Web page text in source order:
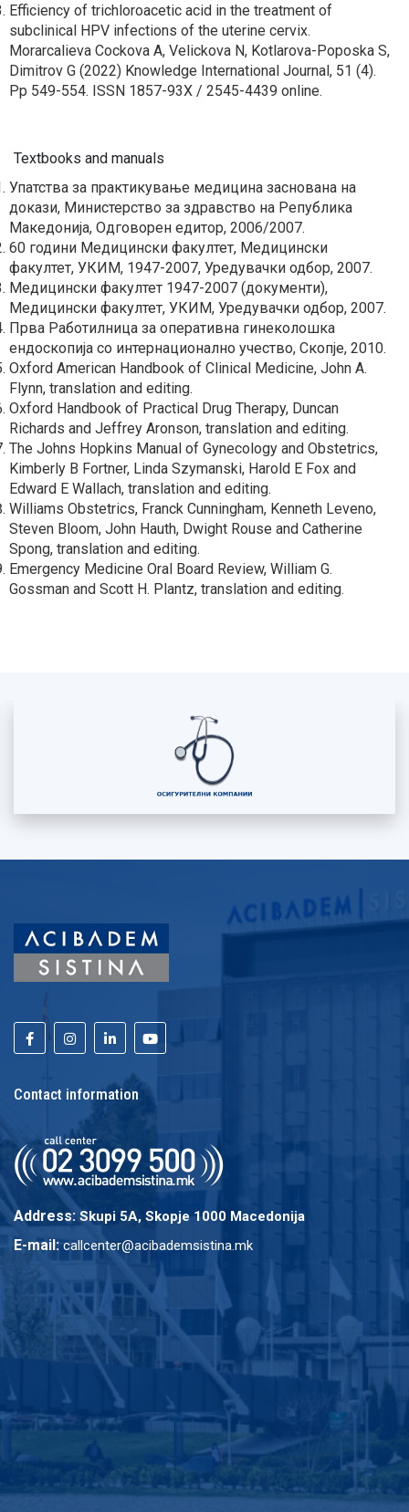
Efficiency of trichloroacetic acid in the treatment of
subclinical HPV infections of the uterine cervix.
Morarcalieva Cockova A, Velickova N, Kotlarova-Poposka S,
Dimitrov G (2022) Knowledge International Journal, 51 (4).
Pp 549-554. ISSN 1857-93X / 2545-4439 online.
Textbooks and manuals
Упатства за практикување медицина заснована на
докази, Министерство за здравство на Република
Македонија, Одговорен едитор, 2006/2007.
60 години Медицински факултет, Медицински
факултет, УКИМ, 1947-2007, Уредувачки одбор, 2007.
Медицински факултет 1947-2007 (документи),
Медицински факултет, УКИМ, Уредувачки одбор, 2007.
Прва Работилница за оперативна гинеколошка
ендоскопија со интернационално учество, Скопје, 2010.
Oxford American Handbook of Clinical Medicine, John A.
Flynn, translation and editing.
Oxford Handbook of Practical Drug Therapy, Duncan
Richards and Jeffrey Aronson, translation and editing.
The Johns Hopkins Manual of Gynecology and Obstetrics,
Kimberly B Fortner, Linda Szymanski, Harold E Fox and
Edward E Wallach, translation and editing.
Williams Obstetrics, Franck Cunningham, Kenneth Leveno,
Steven Bloom, John Hauth, Dwight Rouse and Catherine
Spong, translation and editing.
Emergency Medicine Oral Board Review, William G.
Gossman and Scott H. Plantz, translation and editing.
Contact information
Address: Skupi 5A, Skopje 1000 Macedonija
E-mail: callcenter@acibademsistina.mk